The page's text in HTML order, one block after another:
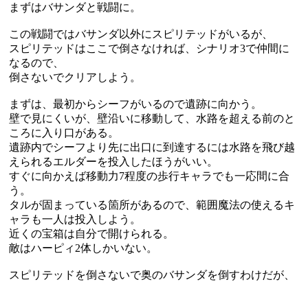
まずはバサンダと戦闘に。
この戦闘ではバサンダ以外にスピリテッドがいるが、
スピリテッドはここで倒さなければ、シナリオ3で仲間に
なるので、
倒さないでクリアしよう。
まずは、最初からシーフがいるので遺跡に向かう。
壁で見にくいが、壁沿いに移動して、水路を超える前のと
ころに入り口がある。
遺跡内でシーフより先に出口に到達するには水路を飛び越
えられるエルダーを投入したほうがいい。
すぐに向かえば移動力7程度の歩行キャラでも一応間に合
う。
タルが固まっている箇所があるので、範囲魔法の使えるキ
ャラも一人は投入しよう。
近くの宝箱は自分で開けられる。
敵はハーピィ2体しかいない。
スピリテッドを倒さないで奥のバサンダを倒すわけだが、